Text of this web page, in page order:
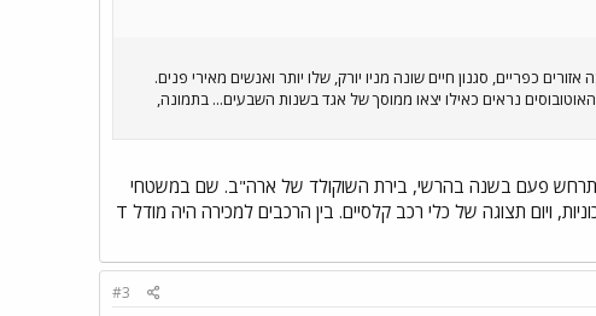
כפריים, סגנון חיים שונה מניו יורק, שלו יותר ואנשים מאירי פנים.
נראים כאילו יצאו ממוסך של אגד בשנות השבעים... בתמונה,
מתרחש פעם בשנה בהרשי, בירת השוקולד של ארה"ב. שם במשטחי
ענק יש שוק ובזר לחלפים וחזרתי עם אולי 50 ק"ג חלקים למוסטנג), שוק למכירת רכב עתיק עם מאות מכוניות, ויום תצוגה של כלי רכב קלסיים. בין הרכבים למכירה היה מודל T
#3